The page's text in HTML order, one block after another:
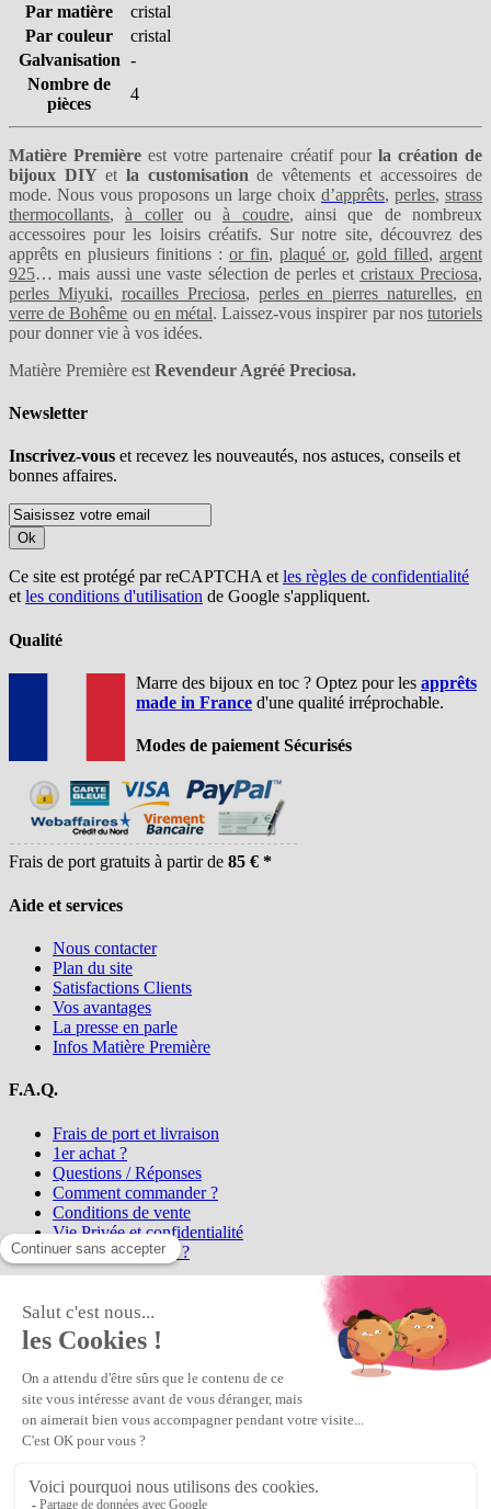
Par matière
cristal
Par couleur
cristal
Galvanisation -
Nombre de
pièces
4
Matière Première est votre partenaire créatif pourla création de
bijoux DIY etla customisation de vêtements et accessoires de
mode. Nous vous proposons un large choix d’apprêts, perles, strass
thermocollants,à collerouà coudre, ainsi que de nombreux
accessoires pour les loisirs créatifs. Sur notre site, découvrez des
apprêts en plusieurs finitions : or fin, plaqué or, gold filled, argent
925… mais aussi une vaste sélection de perles et cristaux Preciosa,
perles Miyuki, rocailles Preciosa, perles en pierres naturelles, en
verre de Bohême ou en métal. Laissez-vous inspirer par nostutoriels
pour donner vie à vos idées.
Matière Première est Revendeur Agréé Preciosa.
Newsletter
Inscrivez-vous et recevez les nouveautés, nos astuces, conseils et
bonnes affaires.
Ok
Ce site est protégé par reCAPTCHA etles règles de confidentialité
etles conditions d'utilisation de Google s'appliquent.
Qualité
Marre des bijoux en toc ? Optez pour les apprêts
made in France d'une qualité irréprochable.
Modes de paiement Sécurisés
Frais de port gratuits à partir de 85 € *
Aide et services
Nous contacter
Plan du site
Satisfactions Clients
Vos avantages
La presse en parle
Infos Matière Première
F.A.Q.
Frais de port et livraison
1er achat ?
Questions / Réponses
Comment commander ?
Conditions de vente
Vie Privée et confidentialité
Qui sommes-nous ?
la référence en perles et bijoux
perles en ligne, telles que les perles
et cristaux et strass en cristal Preciosa, les perles Miyuki perles et
apprêts en Argent 925, Gold Filled, perles de rocaille Preciosa
Matière Première est un
Première